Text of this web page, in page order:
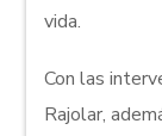
vida.
Con las
Rajolar,